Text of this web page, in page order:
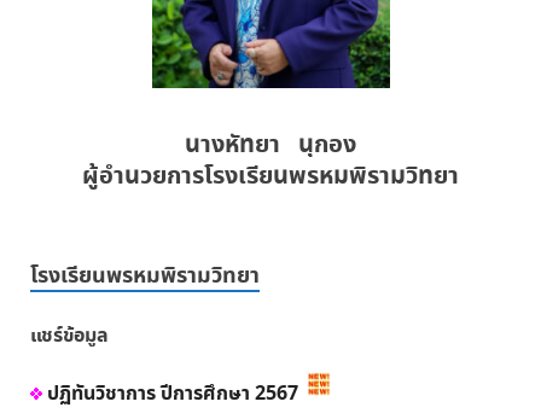
นางหัทยา นุกอง
ผู้อำนวยการโรงเรียนพรหมพิรามวิทยา
โรงเรียนพรหมพิรามวิทยา
แชร์ข้อมูล
ปฏิทันวิชาการ ปีการศึกษา 2567